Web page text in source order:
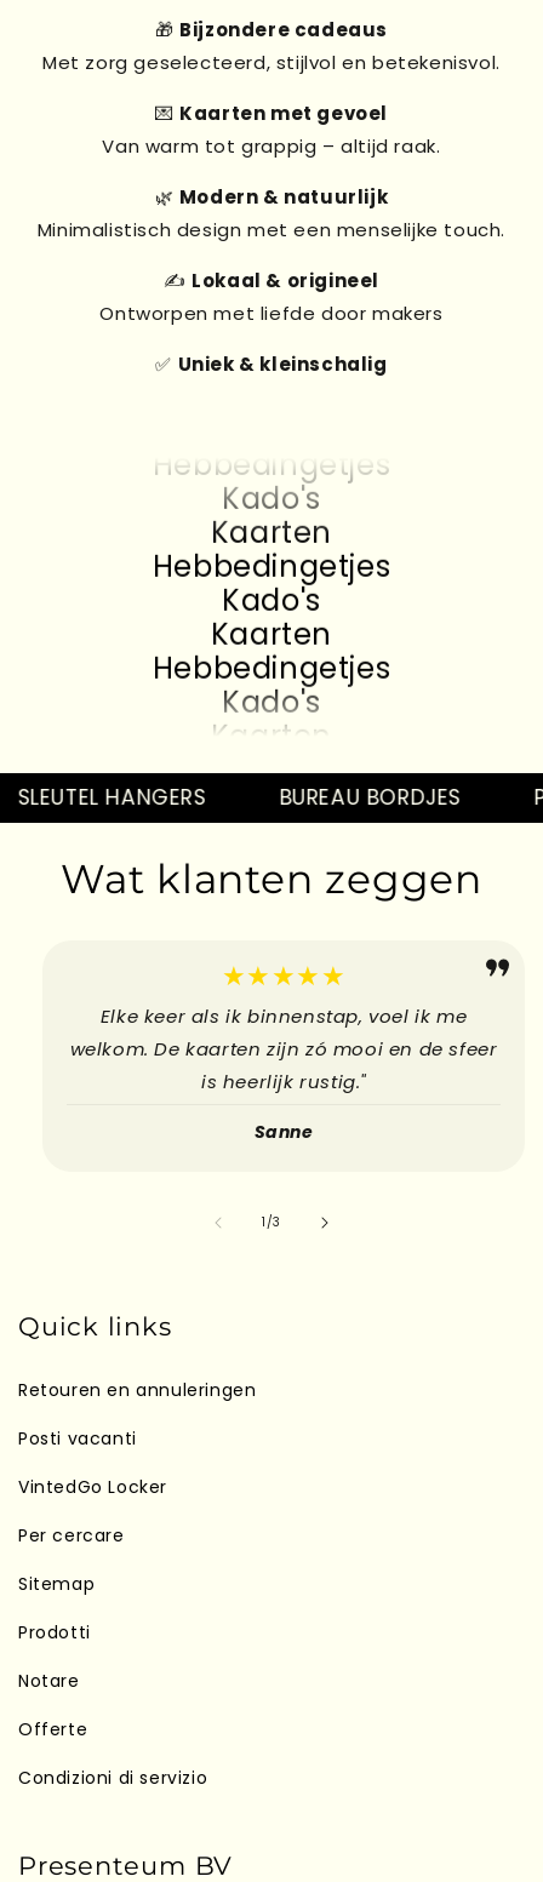
🎁 Bijzondere cadeaus
Met zorg geselecteerd, stijlvol en betekenisvol.
💌 Kaarten met gevoel
Van warm tot grappig – altijd raak.
🌿 Modern & natuurlijk
Minimalistisch design met een menselijke touch.
✍️ Lokaal & origineel
Ontworpen met liefde door makers
✅ Uniek & kleinschalig
Hebbedingetjes
Kado's
Kaarten
Hebbedingetjes
Kado's
Kaarten
Hebbedingetjes
Kado's
Kaarten
Hebbedingetjes
Kado's
Kaarten
Hebbedingetjes
Kado's
Hebbedingetjes
SLEUTEL HANGERS BUREAU BORDJES
Wat klanten zeggen
★★★★★
Elke keer als ik binnenstap, voel ik me
welkom. De kaarten zijn zó mooi en de sfeer
is heerlijk rustig."
Sanne
1/su
3
Quick links
Retouren en annuleringen
Posti vacanti
VintedGo Locker
Per cercare
Sitemap
Prodotti
Notare
Offerte
Condizioni di servizio
Presenteum BV